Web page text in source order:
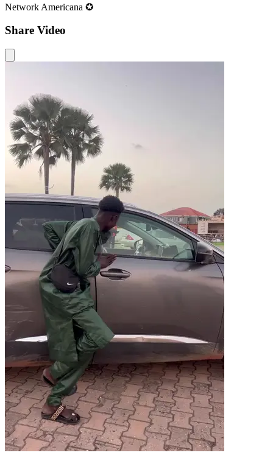
Network Americana ✪
Share Video